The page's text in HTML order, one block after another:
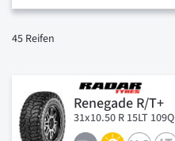
45 Reifen
Renegade R/T+
31x10.50 R 15LT 109Q